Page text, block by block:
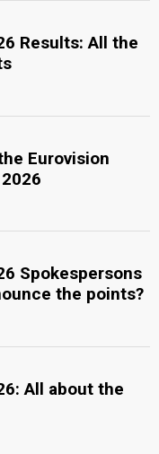
Results: All the
Eurovision
Spokespersons
the points?
All about the